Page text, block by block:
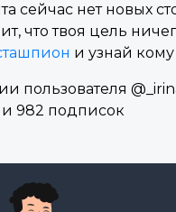
сейчас нет новых
что твоя цель
и узнай
пользователя
982 подписок